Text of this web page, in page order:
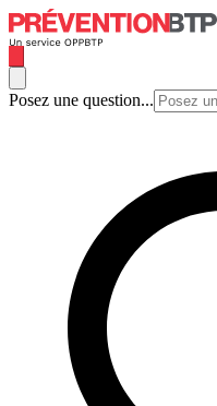
Posez une question...